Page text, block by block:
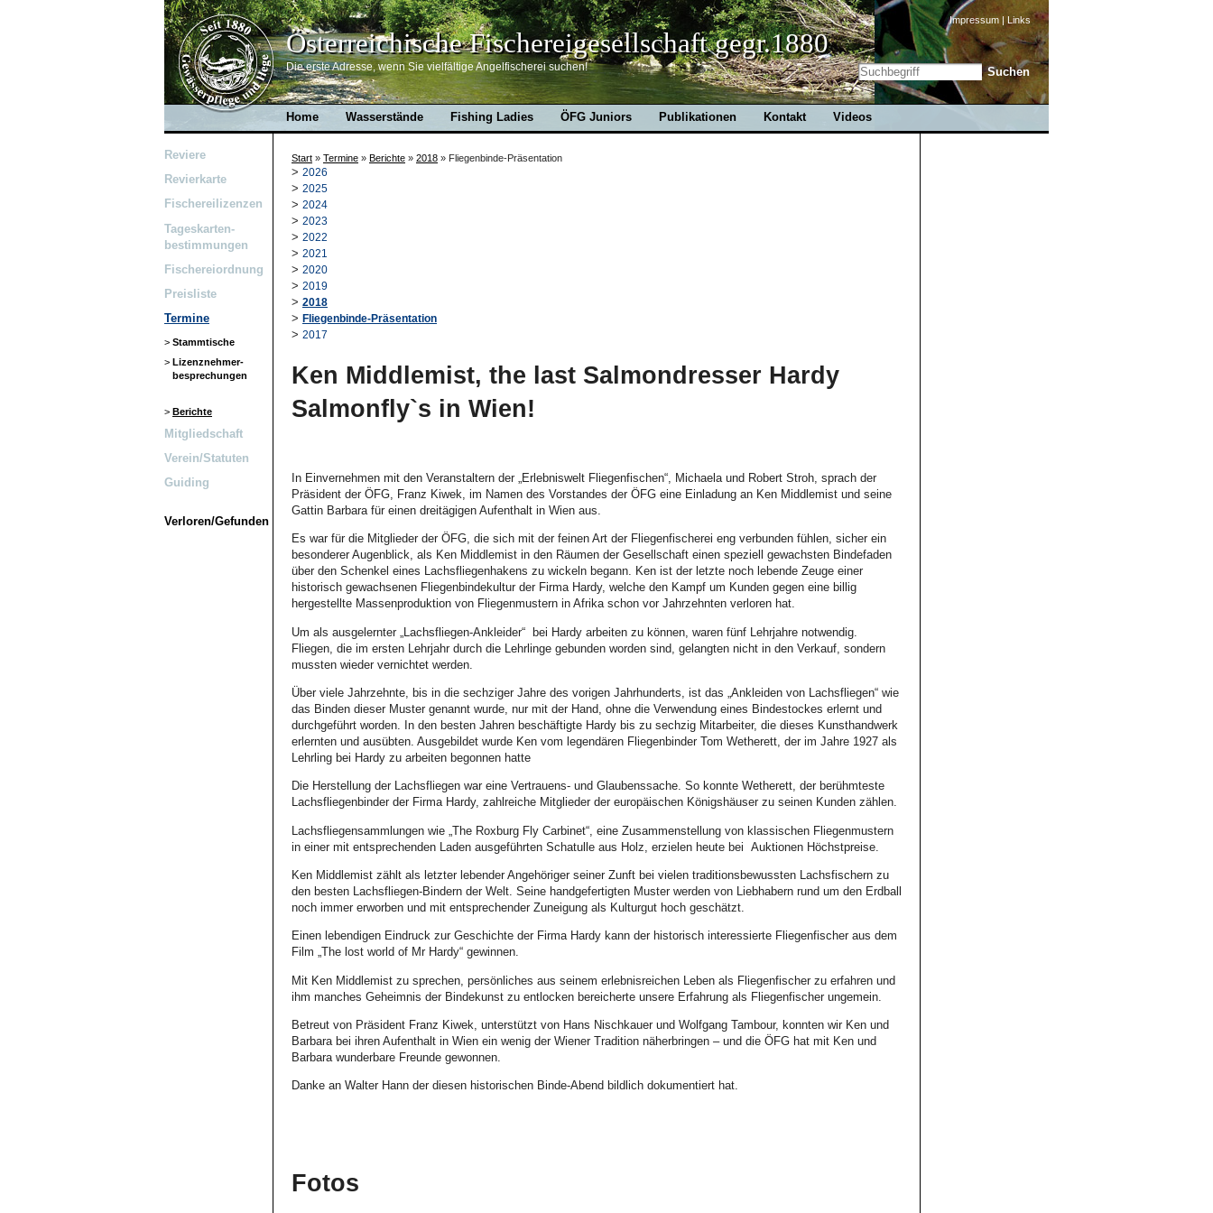
Österreichische Fischereigesellschaft gegr.1880
Die erste Adresse, wenn Sie vielfältige Angelfischerei suchen!
Impressum | Links
Home Wasserstände Fishing Ladies ÖFG Juniors Publikationen Kontakt Videos
Reviere
Revierkarte
Fischereilizenzen
Tageskarten-
bestimmungen
Fischereiordnung
Preisliste
Termine
> Stammtische
> Lizenznehmer-
besprechungen
> Berichte
Mitgliedschaft
Verein/Statuten
Guiding
Verloren/Gefunden
Start » Termine » Berichte » 2018 » Fliegenbinde-Präsentation
> 2026
> 2025
> 2024
> 2023
> 2022
> 2021
> 2020
> 2019
> 2018
> Fliegenbinde-Präsentation
> 2017
Ken Middlemist, the last Salmondresser Hardy
Salmonfly`s in Wien!
In Einvernehmen mit den Veranstaltern der „Erlebniswelt Fliegenfischen“, Michaela und Robert Stroh, sprach der
Präsident der ÖFG, Franz Kiwek, im Namen des Vorstandes der ÖFG eine Einladung an Ken Middlemist und seine
Gattin Barbara für einen dreitägigen Aufenthalt in Wien aus.
Es war für die Mitglieder der ÖFG, die sich mit der feinen Art der Fliegenfischerei eng verbunden fühlen, sicher ein
besonderer Augenblick, als Ken Middlemist in den Räumen der Gesellschaft einen speziell gewachsten Bindefaden
über den Schenkel eines Lachsfliegenhakens zu wickeln begann. Ken ist der letzte noch lebende Zeuge einer
historisch gewachsenen Fliegenbindekultur der Firma Hardy, welche den Kampf um Kunden gegen eine billig
hergestellte Massenproduktion von Fliegenmustern in Afrika schon vor Jahrzehnten verloren hat.
Um als ausgelernter „Lachsfliegen-Ankleider“ bei Hardy arbeiten zu können, waren fünf Lehrjahre notwendig.
Fliegen, die im ersten Lehrjahr durch die Lehrlinge gebunden worden sind, gelangten nicht in den Verkauf, sondern
mussten wieder vernichtet werden.
Über viele Jahrzehnte, bis in die sechziger Jahre des vorigen Jahrhunderts, ist das „Ankleiden von Lachsfliegen“ wie
das Binden dieser Muster genannt wurde, nur mit der Hand, ohne die Verwendung eines Bindestockes erlernt und
durchgeführt worden. In den besten Jahren beschäftigte Hardy bis zu sechzig Mitarbeiter, die dieses Kunsthandwerk
erlernten und ausübten. Ausgebildet wurde Ken vom legendären Fliegenbinder Tom Wetherett, der im Jahre 1927 als
Lehrling bei Hardy zu arbeiten begonnen hatte
Die Herstellung der Lachsfliegen war eine Vertrauens- und Glaubenssache. So konnte Wetherett, der berühmteste
Lachsfliegenbinder der Firma Hardy, zahlreiche Mitglieder der europäischen Königshäuser zu seinen Kunden zählen.
Lachsfliegensammlungen wie „The Roxburg Fly Carbinet“, eine Zusammenstellung von klassischen Fliegenmustern
in einer mit entsprechenden Laden ausgeführten Schatulle aus Holz, erzielen heute bei Auktionen Höchstpreise.
Ken Middlemist zählt als letzter lebender Angehöriger seiner Zunft bei vielen traditionsbewussten Lachsfischern zu
den besten Lachsfliegen-Bindern der Welt. Seine handgefertigten Muster werden von Liebhabern rund um den Erdball
noch immer erworben und mit entsprechender Zuneigung als Kulturgut hoch geschätzt.
Einen lebendigen Eindruck zur Geschichte der Firma Hardy kann der historisch interessierte Fliegenfischer aus dem
Film „The lost world of Mr Hardy“ gewinnen.
Mit Ken Middlemist zu sprechen, persönliches aus seinem erlebnisreichen Leben als Fliegenfischer zu erfahren und
ihm manches Geheimnis der Bindekunst zu entlocken bereicherte unsere Erfahrung als Fliegenfischer ungemein.
Betreut von Präsident Franz Kiwek, unterstützt von Hans Nischkauer und Wolfgang Tambour, konnten wir Ken und
Barbara bei ihren Aufenthalt in Wien ein wenig der Wiener Tradition näherbringen – und die ÖFG hat mit Ken und
Barbara wunderbare Freunde gewonnen.
Danke an Walter Hann der diesen historischen Binde-Abend bildlich dokumentiert hat.
Fotos